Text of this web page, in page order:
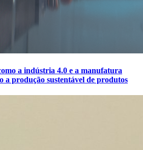
a indústria 4.0 e a manufatura
a produção sustentável de produtos